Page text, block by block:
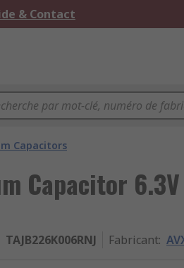
& Contact
Capacitors
Capacitor
TAJB226K006RNJ Fabricant: